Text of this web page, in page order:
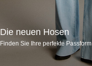
Die neuen Hosen
Finden Sie Ihre perfekte Passform